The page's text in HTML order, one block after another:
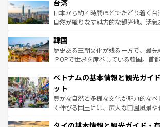
ク、伝統的なフラダンスなど、すべ
っている。訪れるたびに新しい発見と
はコンテンツ一覧
リアリーフや大陸中央部にそびえるウ
ク）、タスマニアの美しい原生林や
ど、見どころがたくさん。また、カ
いる。アクティビティも充実しており
ビング、ハイキングなど、アウトドア
い。オーストラリアの多彩な魅力を
参照してほしい。
台湾
日本から約４時間ほどでたどり着く
自然が織りなす魅力的な観光地。活
ン）、静ひつな山岳地帯である台湾東
と山間の静けさが共存しており、訪
驚きをもたらしてくれる。また、奥
容にもいいと評判のスイーツなど、バ
照してほしい。
韓国
歴史ある王朝文化が残る一方で、最
-POPで世界を席巻している韓国。首
き、地方に足を延ばせば四季折々の自
できる。そして、キムチや焼肉、絶品
まで、さまざまな韓国料理が待って
らではのナイトライフも堪能できる
わってみてほしい。 なお、新着
ベトナムの基本情報と観光ガイ
ット
豊かな自然と多様な文化が魅力的な
く伸びる国土には、広大な田園風景